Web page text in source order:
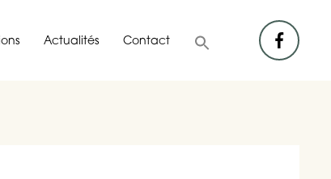
Actualités Contact
facebook